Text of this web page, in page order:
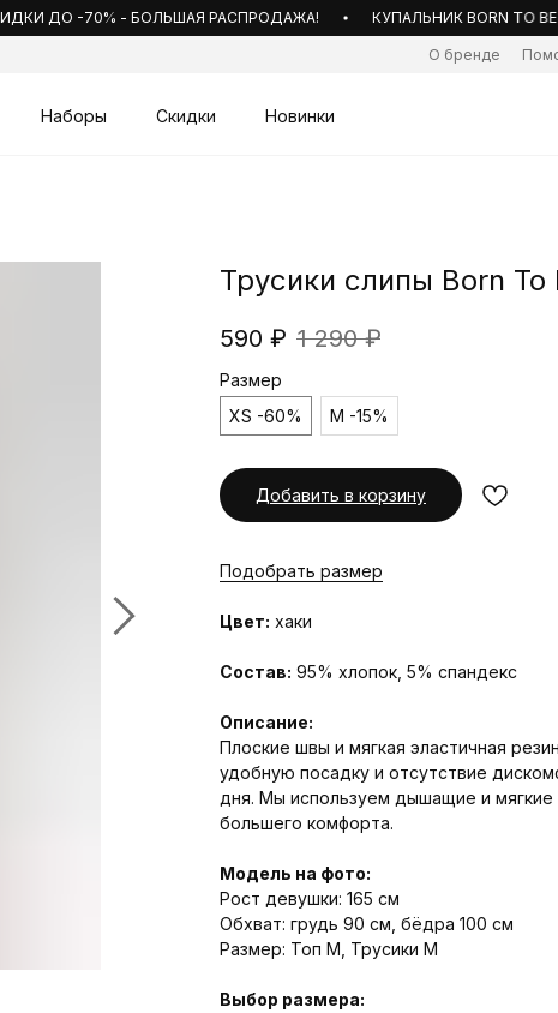
ДО -70% - БОЛЬШАЯ РАСПРОДАЖА! КУПАЛЬНИК BORN TO BE -
Наборы Скидки Новинки
О бренде
Трусики слипы Born To
590 ₽ 1 290 ₽
Размер
XS -60%
M -15%
Добавить в корзину
Подобрать размер
Цвет: хаки
Состав: 95% хлопок, 5% спандекс
Описание:
Плоские швы и мягкая эластичная
удобную посадку и отсутствие
дня. Мы используем дышащие и
большего комфорта.
Модель на фото:
Рост девушки: 165 см
Обхват: грудь 90 см, бёдра 100 см
Размер: Топ M, Трусики М
Выбор размера: